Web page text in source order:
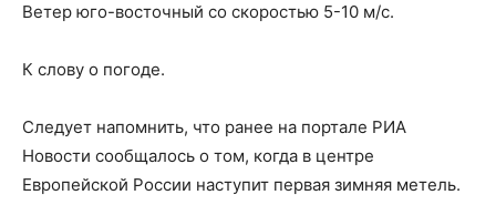
Ветер юго-восточный со скоростью 5-10 м/с.
К слову о погоде.
Следует напомнить, что ранее на портале РИА
Новости сообщалось о том, когда в центре
Европейской России наступит первая зимняя метель.